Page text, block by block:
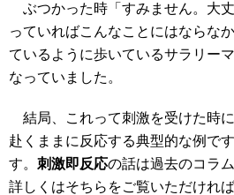
ぶつかった時「すみません。大
っていればこんなことにはならな
ているように歩いているサラリー
なっていました。
結局、これって刺激を受けた時
赴くままに反応する典型的な例です
す。 刺激即反応の話は過去のコラ
詳しくはそちらをご覧いただけれ